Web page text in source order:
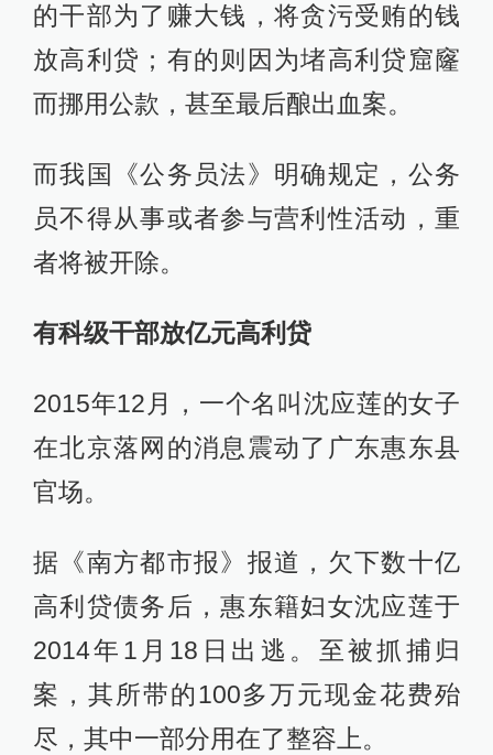
的干部为了赚大钱，将贪污受贿的钱
放高利贷；有的则因为堵高利贷窟窿
而挪用公款，甚至最后酿出血案。
而我国《公务员法》明确规定，公务
员不得从事或者参与营利性活动，重
者将被开除。
有科级干部放亿元高利贷
2015年12月，一个名叫沈应莲的女子
在北京落网的消息震动了广东惠东县
官场。
据《南方都市报》报道，欠下数十亿
高利贷债务后，惠东籍妇女沈应莲于
2014年1月18日出逃。至被抓捕归
案，其所带的100多万元现金花费殆
尽，其中一部分用在了整容上。